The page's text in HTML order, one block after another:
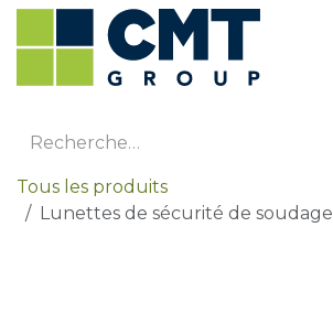
Se rendre au contenu
Tous les produits
Lunettes de sécurité de soudage